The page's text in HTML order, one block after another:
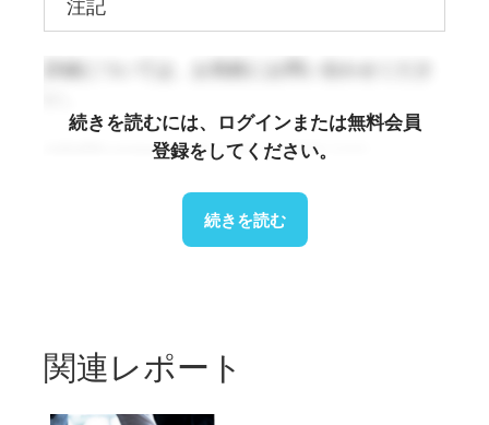
注記
詳細については、お気軽にお問い合わせくださ
info@b-company.jp(+84) 24 3978 5165
続きを読むには、ログインまたは無料会員
登録をしてください。
続きを読む
関連レポート